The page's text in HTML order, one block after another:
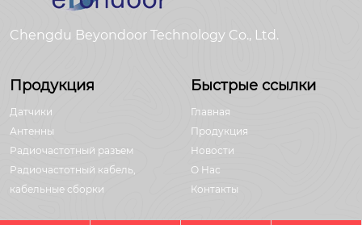
Chengdu Beyondoor Technology Co., Ltd.
Продукция
Датчики
Антенны
Радиочастотный разъем
Радиочастотный кабель,
кабельные сборки
Быстрые ссылки
Главная
Продукция
Новости
О Hас
Контакты